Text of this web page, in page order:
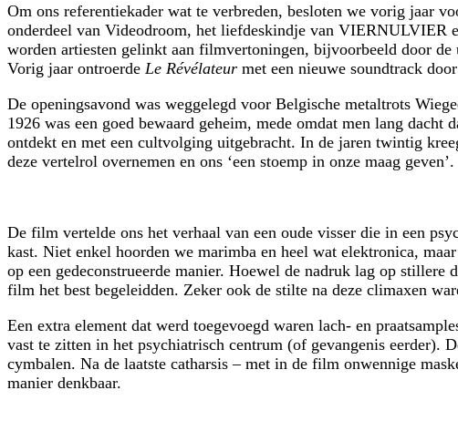
Om ons referentiekader wat te verbreden, besloten we vorig jaar
onderdeel van Videodroom, het liefdeskindje van VIERNULVIER
worden artiesten gelinkt aan filmvertoningen, bijvoorbeeld door
Vorig jaar ontroerde Le Révélateur met een nieuwe soundtrack
De openingsavond was weggelegd voor Belgische metaltrots
1926 was een goed bewaard geheim, mede omdat men lang
ontdekt en met een cultvolging uitgebracht. In de jaren twintig
deze vertelrol overnemen en ons ‘een stoemp in onze maag geven’.
De film vertelde ons het verhaal van een oude visser die in een
kast. Niet enkel hoorden we marimba en heel wat elektronica,
op een gedeconstrueerde manier. Hoewel de nadruk lag op stillere
film het best begeleidden. Zeker ook de stilte na deze climaxen
Een extra element dat werd toegevoegd waren lach- en
vast te zitten in het psychiatrisch centrum (of gevangenis eerder).
cymbalen. Na de laatste catharsis – met in de film onwennige
manier denkbaar.